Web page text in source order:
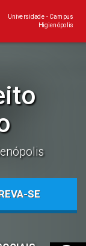
Universidade - Campus
Higienópolis
SE